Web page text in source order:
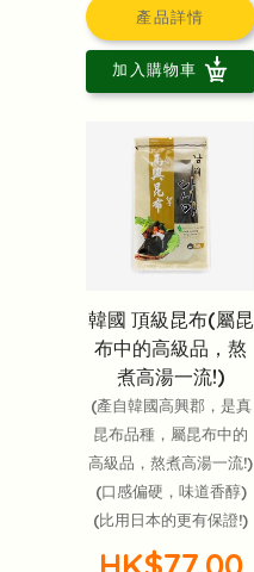
產品詳情
加入購物車
韓國 頂級昆布(屬昆
布中的高級品，熬
煮高湯一流!)
(產自韓國高興郡，是真
昆布品種，屬昆布中的
高級品，熬煮高湯一流!)
(口感偏硬，味道香醇)
(比用日本的更有保證!)